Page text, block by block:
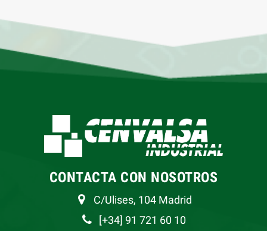
CONTACTA CON NOSOTROS
C/Ulises, 104 Madrid
[+34] 91 721 60 10